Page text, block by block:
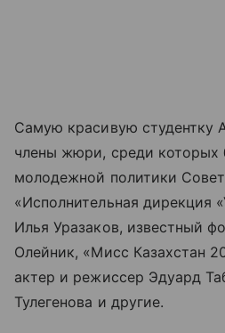
Самую красивую студентку
члены жюри, среди которых
молодежной политики
«Исполнительная дирекция
Илья Уразаков, известный
Олейник, «Мисс Казахстан
актер и режиссер Эдуард
Тулегенова и другие.